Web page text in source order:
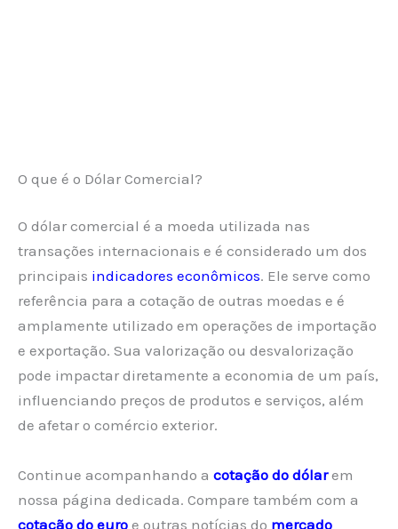
O que é o Dólar Comercial?
O dólar comercial é a moeda utilizada nas
transações internacionais e é considerado um dos
principais indicadores econômicos. Ele serve como
referência para a cotação de outras moedas e é
amplamente utilizado em operações de importação
e exportação. Sua valorização ou desvalorização
pode impactar diretamente a economia de um país,
influenciando preços de produtos e serviços, além
de afetar o comércio exterior.
Continue acompanhando a cotação do dólarem
nossa página dedicada. Compare também com a
cotação do euro e outras notícias do mercado